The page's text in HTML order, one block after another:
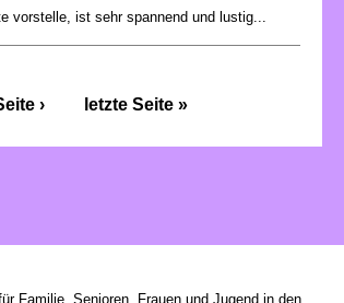
vorstelle, ist sehr spannend und lustig...
› letzte Seite »
Familie, Senioren, Frauen und Jugend in den